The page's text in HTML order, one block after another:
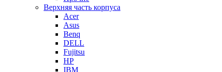
Верхняя часть корпуса
Acer
Asus
Benq
DELL
Fujitsu
HP
IBM